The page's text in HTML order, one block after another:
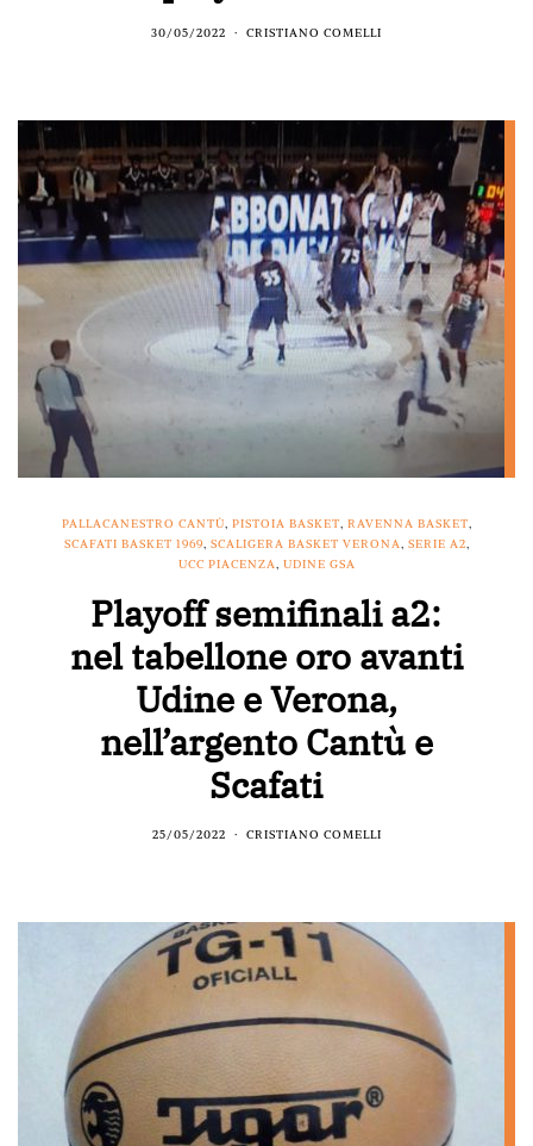
30/05/2022 CRISTIANO COMELLI
PALLACANESTRO CANTÙ, PISTOIA BASKET, RAVENNA BASKET,
SCAFATI BASKET 1969, SCALIGERA BASKET VERONA, SERIE A2,
UCC PIACENZA, UDINE GSA
Playoff semifinali a2:
nel tabellone oro avanti
Udine e Verona,
nell’argento Cantù e
Scafati
25/05/2022 CRISTIANO COMELLI